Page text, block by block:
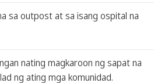
sa outpost at sa isang ospital na
nating magkaroon ng sapat na
ng ating mga komunidad.